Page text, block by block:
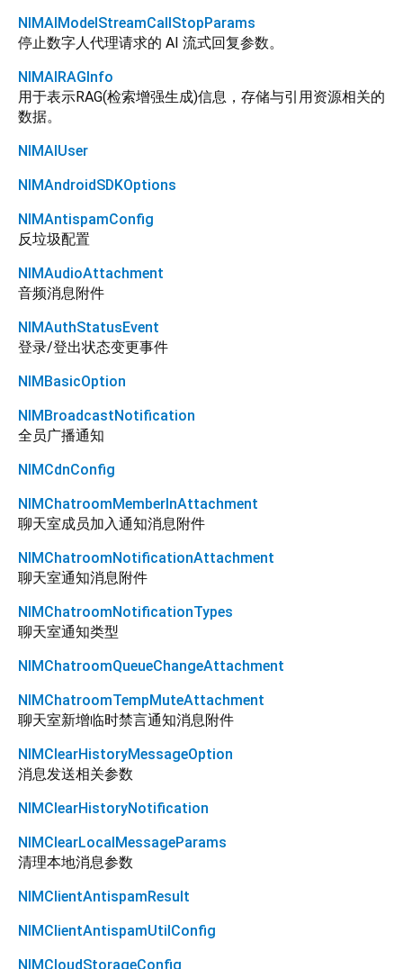
NIMAIModelStreamCallStopParams
停止数字人代理请求的 AI 流式回复参数。
NIMAIRAGInfo
用于表示RAG(检索增强生成)信息，存储与引用资源相关的
数据。
NIMAIUser
NIMAndroidSDKOptions
NIMAntispamConfig
反垃圾配置
NIMAudioAttachment
音频消息附件
NIMAuthStatusEvent
登录/登出状态变更事件
NIMBasicOption
NIMBroadcastNotification
全员广播通知
NIMCdnConfig
NIMChatroomMemberInAttachment
聊天室成员加入通知消息附件
NIMChatroomNotificationAttachment
聊天室通知消息附件
NIMChatroomNotificationTypes
聊天室通知类型
NIMChatroomQueueChangeAttachment
NIMChatroomTempMuteAttachment
聊天室新增临时禁言通知消息附件
NIMClearHistoryMessageOption
消息发送相关参数
NIMClearHistoryNotification
NIMClearLocalMessageParams
清理本地消息参数
NIMClientAntispamResult
NIMClientAntispamUtilConfig
NIMCloudStorageConfig